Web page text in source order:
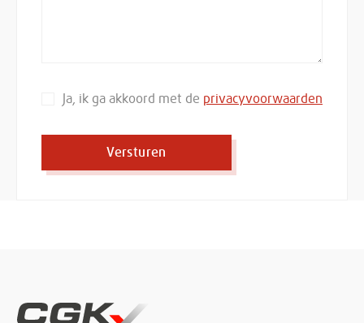
Ja, ik ga akkoord met de privacyvoorwaarden
Versturen